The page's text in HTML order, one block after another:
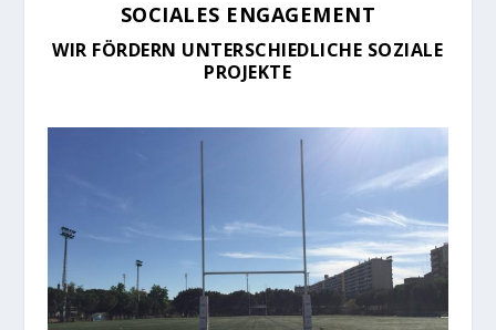
SOCIALES ENGAGEMENT
WIR FÖRDERN UNTERSCHIEDLICHE SOZIALE
PROJEKTE